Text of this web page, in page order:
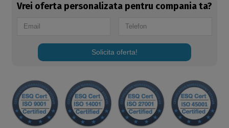
Vrei oferta personalizata pentru compania ta?
Solicita oferta!